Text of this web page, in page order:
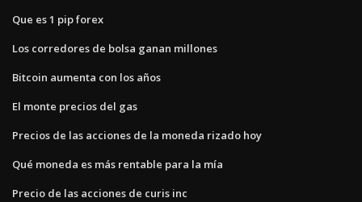
Que es 1 pip forex
Los corredores de bolsa ganan millones
Bitcoin aumenta con los años
El monte precios del gas
Precios de las acciones de la moneda rizado hoy
Qué moneda es más rentable para la mía
Precio de las acciones de curis inc